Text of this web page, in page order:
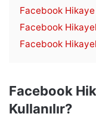
Facebook Hikaye
Facebook
Facebook
Facebook
Kullanılır?